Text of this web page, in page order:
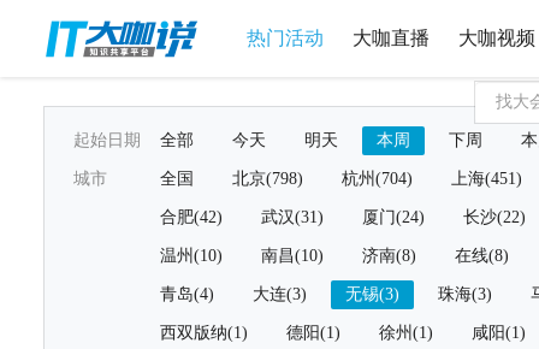
热门活动 大咖直播 大咖视频
起始日期 全部 今天 明天 本周 下周
城市 全国 北京(798) 杭州(704) 上海(451)
合肥(42) 武汉(31) 厦门(24) 长沙(22)
温州(10) 南昌(10) 济南(8) 在线(8)
青岛(4) 大连(3) 无锡(3) 珠海(3)
西双版纳(1) 德阳(1) 徐州(1) 咸阳(1)